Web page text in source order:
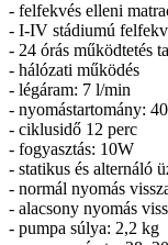
- felfekvés elleni
- I-IV stádiumú
- 24 órás működtetés
- hálózati működés
- légáram: 7 l/min
- nyomástartomány:
- ciklusidő 12 perc
- fogyasztás: 10W
- statikus és alternáló
- normál nyomás
- alacsony nyomás
- pumpa súlya: 2,2 kg